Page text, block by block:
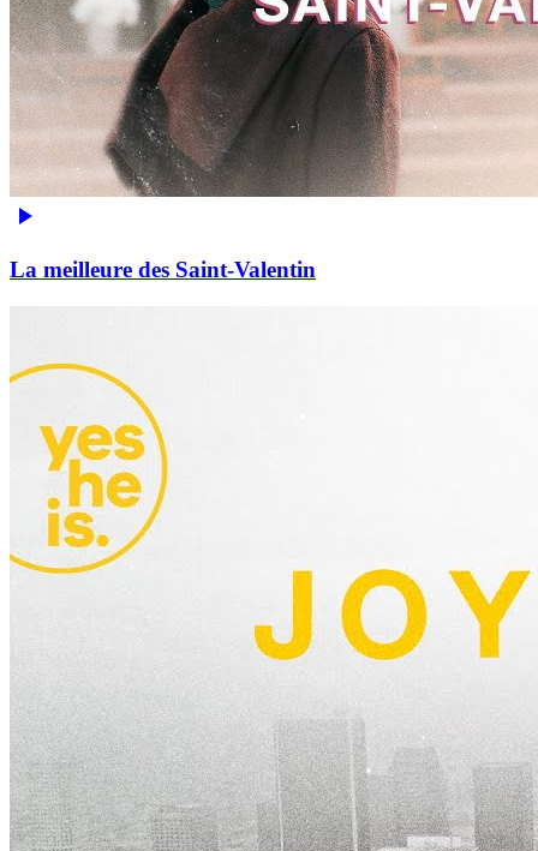
La meilleure des Saint-Valentin